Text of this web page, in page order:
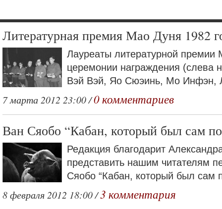
Литературная премия Мао Дуня 1982
Лауреаты литературной премии
церемонии награждения (слева
Вэй Вэй, Яо Сюэинь, Мо Инфэн,
7 марта 2012 23:00 /0 комментариев
Ван Сяобо “Кабан, который был сам
Редакция благодарит
представить нашим читателям
Сяобо “Кабан, который был сам
8 февраля 2012 18:00 /3 комментария